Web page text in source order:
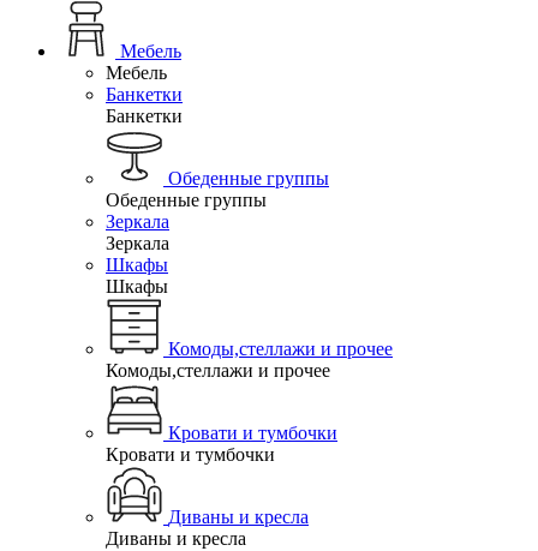
Мебель
Мебель
Банкетки
Банкетки
Обеденные группы
Обеденные группы
Зеркала
Зеркала
Шкафы
Шкафы
Комоды,стеллажи и прочее
Комоды,стеллажи и прочее
Кровати и тумбочки
Кровати и тумбочки
Диваны и кресла
Диваны и кресла